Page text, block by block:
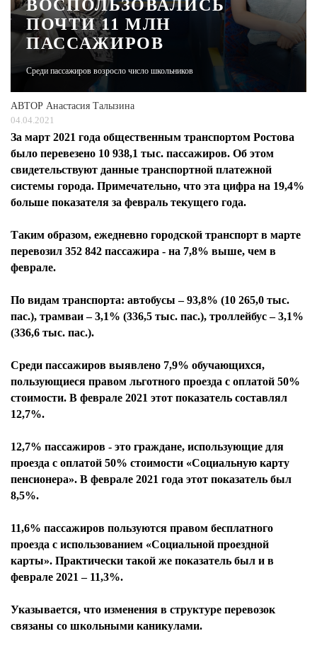
ЖУРНАЛ
ВОСПОЛЬЗОВАЛИСЬ
ПОЧТИ 11 МЛН
ПАССАЖИРОВ
Среди пассажиров возросло число школьников
АВТОР Анастасия Талызина
04.04.2021
За март 2021 года общественным транспортом Ростова
было перевезено 10 938,1 тыс. пассажиров. Об этом
свидетельствуют данные транспортной платежной
системы города. Примечательно, что эта цифра на 19,4%
больше показателя за февраль текущего года.
Таким образом, ежедневно городской транспорт в марте
перевозил 352 842 пассажира - на 7,8% выше, чем в
феврале.
По видам транспорта: автобусы – 93,8% (10 265,0 тыс.
пас.), трамваи – 3,1% (336,5 тыс. пас.), троллейбус – 3,1%
(336,6 тыс. пас.).
Среди пассажиров выявлено 7,9% обучающихся,
пользующиеся правом льготного проезда с оплатой 50%
стоимости. В феврале 2021 этот показатель составлял
12,7%.
12,7% пассажиров - это граждане, использующие для
проезда с оплатой 50% стоимости «Социальную карту
пенсионера». В феврале 2021 года этот показатель был
8,5%.
11,6% пассажиров пользуются правом бесплатного
проезда с использованием «Социальной проездной
карты». Практически такой же показатель был и в
феврале 2021 – 11,3%.
Указывается, что изменения в структуре перевозок
связаны со школьными каникулами.